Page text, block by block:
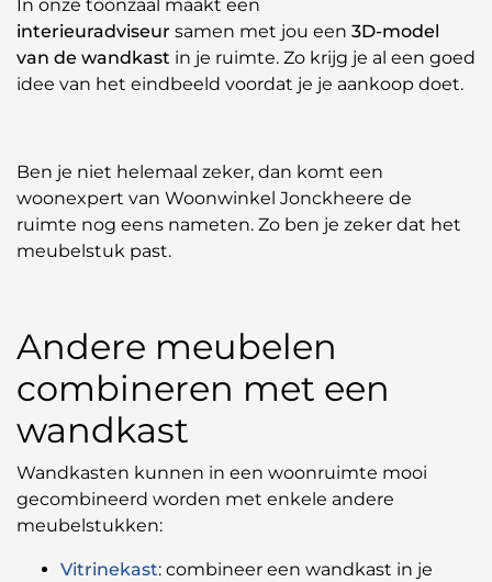
In onze toonzaal maakt een
interieuradviseur samen met jou een 3D-model
van de wandkast in je ruimte. Zo krijg je al een goed
idee van het eindbeeld voordat je je aankoop doet.
Ben je niet helemaal zeker, dan komt een
woonexpert van Woonwinkel Jonckheere de
ruimte nog eens nameten. Zo ben je zeker dat het
meubelstuk past.
Andere meubelen
combineren met een
wandkast
Wandkasten kunnen in een woonruimte mooi
gecombineerd worden met enkele andere
meubelstukken:
Vitrinekast: combineer een wandkast in je